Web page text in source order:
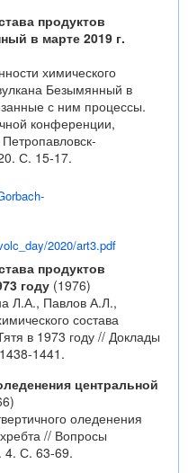
продуктов
в марте 2019 г.
химического
Безымянный в
с ним процессы.
конференции,
С. 15-17.
2020/art3.pdf
продуктов
году (1976)
Л.А., Павлов А.Л.,
состава
в 1973 году // Доклады
1441.
центральной
оледенения
// Вопросы
4. С. 63-69.